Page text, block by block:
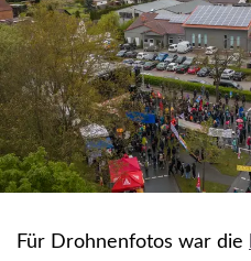
Für Drohnenfotos war die